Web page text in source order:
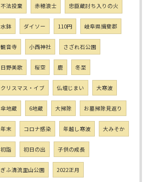
不法投棄 赤穂浪士 忠臣蔵討ち入りの火
水鉢 ダイソー 110円 岐阜県揖斐郡
観音寺 小西神社 さざれ石公園
日野美歌 桜空 鹿 冬至
クリスマス・イブ 仏壇じまい 大寒波
傘地蔵 6地蔵 大掃除 お墓掃除見返り
年末 コロナ感染 年越し寒波 大みそか
初詣 初日の出 子供の成長
ぎふ清流里山公園 2022正月